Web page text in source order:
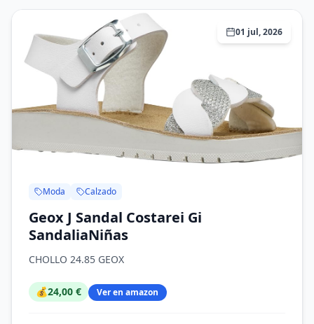
01 jul, 2026
Moda Calzado
Geox J Sandal Costarei Gi
SandaliaNiñas
CHOLLO 24.85 GEOX
💰24,00 € Ver en amazon